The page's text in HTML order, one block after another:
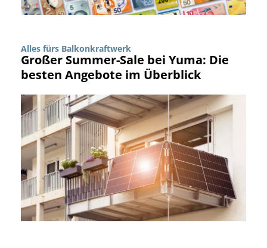
Alles fürs Balkonkraftwerk
Großer Summer-Sale bei Yuma: Die
besten Angebote im Überblick